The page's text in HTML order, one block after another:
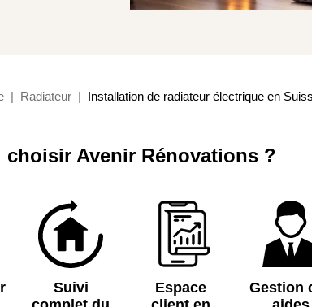
Radiateur Installation de radiateur électrique en
choisir Avenir Rénovations ?
Suivi
Espace
Gestion